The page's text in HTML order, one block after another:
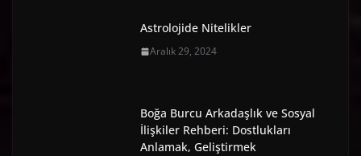
Astrolojide Nitelikler
Aralık 29, 2024
Boğa Burcu Arkadaşlık ve Sosyal
İlişkiler Rehberi: Dostlukları
Anlamak, Geliştirmek